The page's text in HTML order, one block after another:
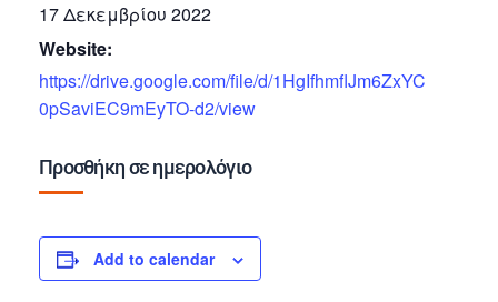
17 Δεκεμβρίου 2022
Website:
https://drive.google.com/file/d/1HgIfhmflJm6ZxYC
0pSaviEC9mEyTO-d2/view
Προσθήκη σε ημερολόγιο
Add to calendar